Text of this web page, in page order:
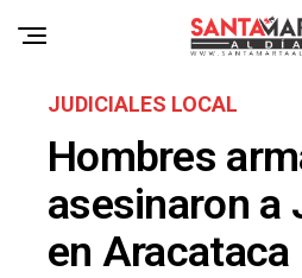
JUDICIALES LOCAL
Hombres
asesinaron a
en Aracataca